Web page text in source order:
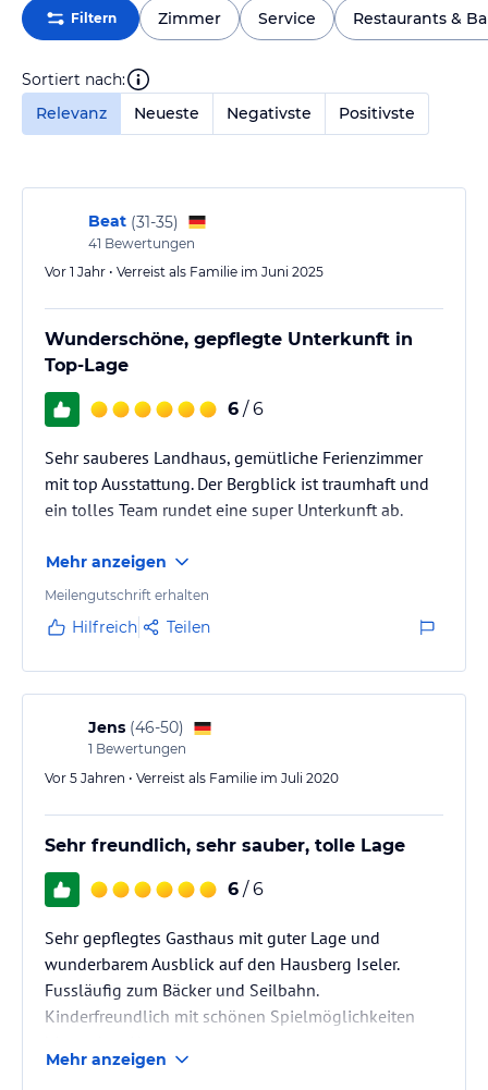
Filtern Zimmer Service Restaurants &
Sortiert nach:
Relevanz
Neueste Negativste Positivste
Beat (31-35)
41 Bewertungen
Vor 1 Jahr • Verreist als Familie im Juni 2025
Wunderschöne, gepflegte Unterkunft in
Top-Lage
6 / 6
Sehr sauberes Landhaus, gemütliche Ferienzimmer
mit top Ausstattung. Der Bergblick ist traumhaft und
ein tolles Team rundet eine super Unterkunft ab.
Mehr anzeigen
Meilengutschrift erhalten
Hilfreich Teilen
Jens (46-50)
1 Bewertungen
Vor 5 Jahren • Verreist als Familie im Juli 2020
Sehr freundlich, sehr sauber, tolle Lage
6 / 6
Sehr gepflegtes Gasthaus mit guter Lage und
wunderbarem Ausblick auf den Hausberg Iseler.
Fussläufig zum Bäcker und Seilbahn.
Kinderfreundlich mit schönen Spielmöglichkeiten
Mehr anzeigen